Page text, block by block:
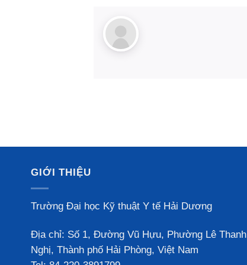
GIỚI THIỆU
Trường Đại học Kỹ thuật Y tế Hải Dương
Địa chỉ: Số 1, Đường Vũ Hựu, Phường Lê Thanh
Nghị, Thành phố Hải Phòng, Việt Nam